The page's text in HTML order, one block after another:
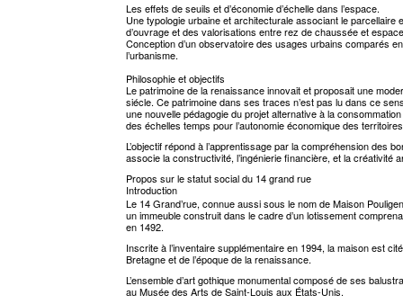
Les effets de seuils et d’économie d’échelle dans l’espace.
Une typologie urbaine et architecturale associant le parcellaire
d’ouvrage et des valorisations entre rez de chaussée et
Conception d’un observatoire des usages urbains comparés
l’urbanisme.
Philosophie et objectifs
Le patrimoine de la renaissance innovait et proposait une
siécle. Ce patrimoine dans ses traces n’est pas lu dans ce
une nouvelle pédagogie du projet alternative à la
des échelles temps pour l’autonomie économique des
L’objectif répond à l’apprentissage par la compréhension des
associe la constructivité, l’ingénierie financière, et la créativité
Propos sur le statut social du 14 grand rue
Introduction
Le 14 Grand’rue, connue aussi sous le nom de Maison
un immeuble construit dans le cadre d’un lotissement
en 1492.
Inscrite à l’inventaire supplémentaire en 1994, la maison est
Bretagne et de l’époque de la renaissance.
L’ensemble d’art gothique monumental composé de ses
au Musée des Arts de Saint-Louis aux États-Unis.